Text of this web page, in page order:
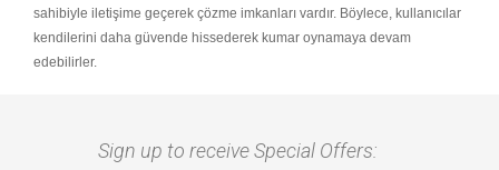
sahibiyle iletişime geçerek çözme imkanları vardır. Böylece, kullanıcılar
kendilerini daha güvende hissederek kumar oynamaya devam
edebilirler.
Sign up to receive Special Offers: